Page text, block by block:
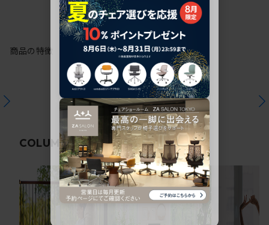
商品の特徴
COLUMN関連コラム